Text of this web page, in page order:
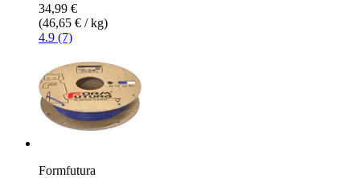
34,99 €
(46,65 € / kg)
4.9 (7)
Formfutura